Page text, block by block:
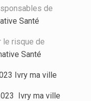
de
Santé
le risque de
Santé
Ivry ma ville
Ivry ma ville